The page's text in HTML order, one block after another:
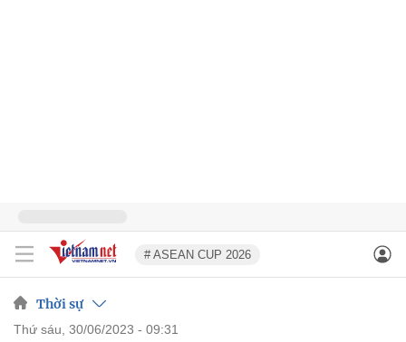
# ASEAN CUP 2026
Thời sự
thứ sáu, 30/06/2023 - 09:31